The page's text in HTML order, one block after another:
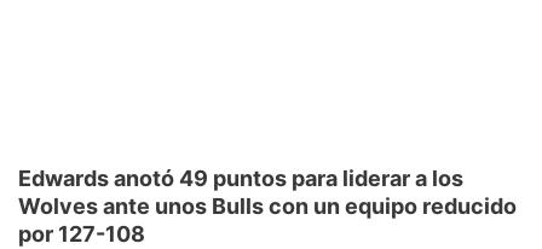
Edwards anotó 49 puntos para liderar a los
Wolves ante unos Bulls con un equipo reducido
por 127-108